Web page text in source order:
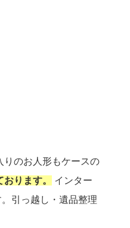
りのお人形もケースの
ります。
インター
引っ越し・遺品整理